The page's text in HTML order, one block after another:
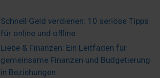
Schnell Geld verdienen: 10 seriöse Tipps
für online und offline
Liebe & Finanzen: Ein Leitfaden für
gemeinsame Finanzen und Budgetierung
in Beziehungen